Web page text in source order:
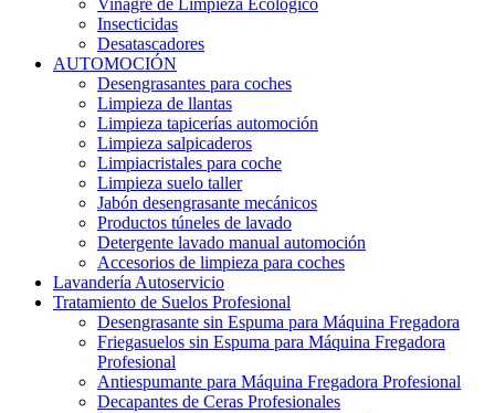
Vinagre de Limpieza Ecológico
Insecticidas
Desatascadores
AUTOMOCIÓN
Desengrasantes para coches
Limpieza de llantas
Limpieza tapicerías automoción
Limpieza salpicaderos
Limpiacristales para coche
Limpieza suelo taller
Jabón desengrasante mecánicos
Productos túneles de lavado
Detergente lavado manual automoción
Accesorios de limpieza para coches
Lavandería Autoservicio
Tratamiento de Suelos Profesional
Desengrasante sin Espuma para Máquina Fregadora
Friegasuelos sin Espuma para Máquina Fregadora
Profesional
Antiespumante para Máquina Fregadora Profesional
Decapantes de Ceras Profesionales